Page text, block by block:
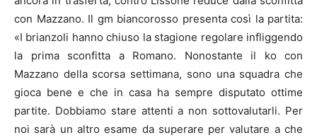
con Mazzano. Il gm biancorosso presenta così la partita:
«I brianzoli hanno chiuso la stagione regolare infliggendo
la prima sconfitta a Romano. Nonostante il ko con
Mazzano della scorsa settimana, sono una squadra che
gioca bene e che in casa ha sempre disputato ottime
partite. Dobbiamo stare attenti a non sottovalutarli. Per
noi sarà un altro esame da superare per valutare a che